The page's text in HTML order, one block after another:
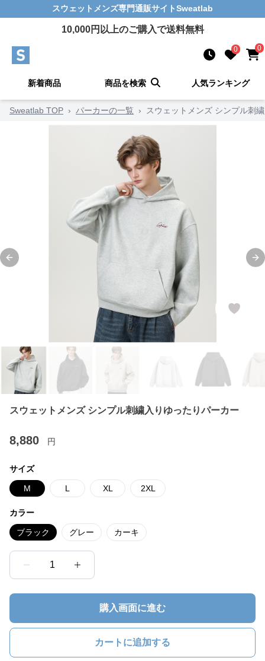
スウェットメンズ専門通販サイトSweatlab
10,000円以上のご購入で送料無料
0 0
新着商品 商品を検索 人気ランキング
Sweatlab TOP › パーカーの一覧 › スウェットメンズ シンプル刺
Previous slide
スウェットメンズ シンプル刺繍入りゆったりパーカー
8,880 円
サイズ
M L XL 2XL
カラー
ブラック グレー カーキ
1
購入画面に進む
カートに追加する